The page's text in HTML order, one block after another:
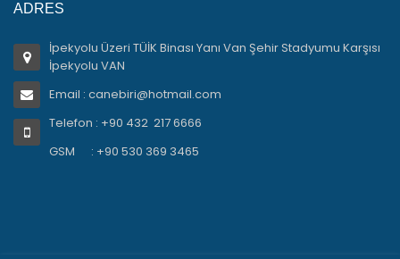
ADRES
İpekyolu Üzeri TÜİK Binası Yanı Van Şehir Stadyumu Karşısı
İpekyolu VAN
Email : canebiri@hotmail.com
Telefon : +90 432 217 6666
GSM : +90 530 369 3465